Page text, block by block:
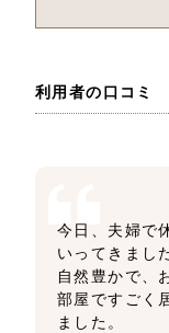
利用者の口コミ
今日、夫婦で
いってきまし
自然豊かで、
部屋ですごく
ました。